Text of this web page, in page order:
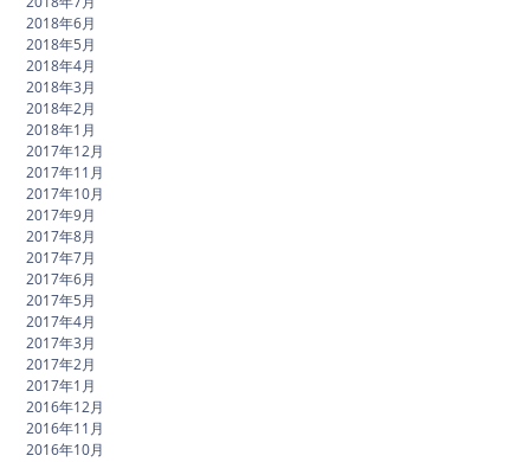
2018年6月
2018年5月
2018年4月
2018年3月
2018年2月
2018年1月
2017年12月
2017年11月
2017年10月
2017年9月
2017年8月
2017年7月
2017年6月
2017年5月
2017年4月
2017年3月
2017年2月
2017年1月
2016年12月
2016年11月
2016年10月